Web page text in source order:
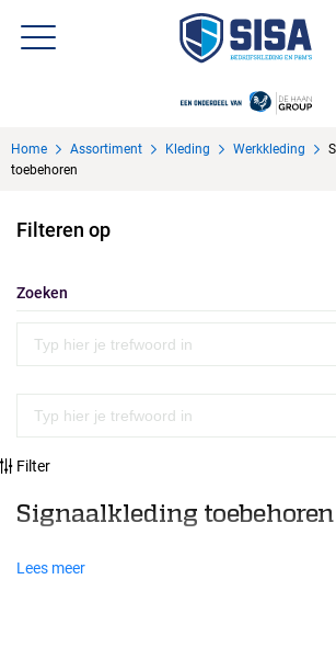
Over Sisa
Home Assortiment Kleding Werkkleding
toebehoren
Filteren op
Zoeken
Filter
Signaalkleding toebehoren
Lees meer